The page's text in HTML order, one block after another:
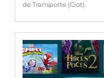
de Transporte (Ciot).